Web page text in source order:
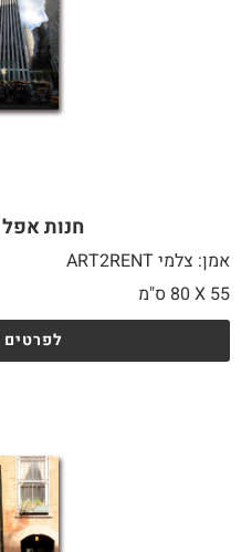
חנות אפל
אמן: צלמי ART2RENT
55 X
לפרטים